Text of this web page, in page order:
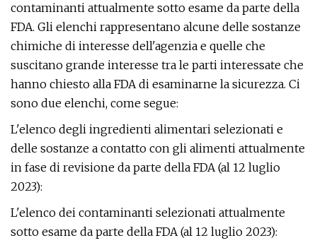
contaminanti attualmente sotto esame da parte della
FDA. Gli elenchi rappresentano alcune delle sostanze
chimiche di interesse dell'agenzia e quelle che
suscitano grande interesse tra le parti interessate che
hanno chiesto alla FDA di esaminarne la sicurezza. Ci
sono due elenchi, come segue:
L'elenco degli ingredienti alimentari selezionati e
delle sostanze a contatto con gli alimenti attualmente
in fase di revisione da parte della FDA (al 12 luglio
2023):
L'elenco dei contaminanti selezionati attualmente
sotto esame da parte della FDA (al 12 luglio 2023):